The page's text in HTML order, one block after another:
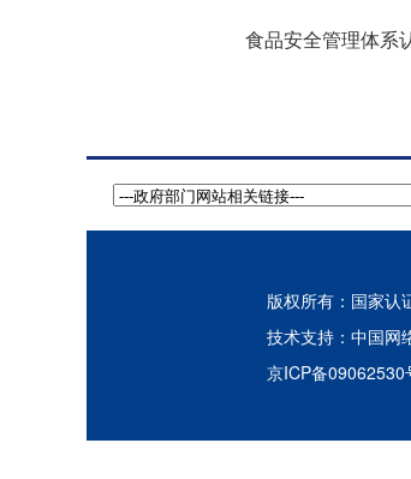
食品安全管理体系
版权所有：国家认
技术支持： 中国网
京ICP备09062530